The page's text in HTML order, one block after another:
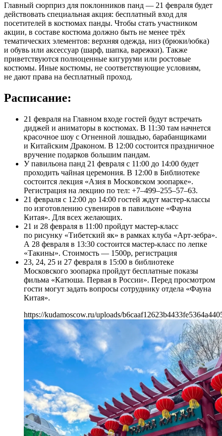
Главный сюрприз для поклонников панд — 21 февраля будет
действовать специальная акция: бесплатный вход для
посетителей в костюмах панды. Чтобы стать участником
акции, в составе костюма должно быть не менее трёх
тематических элементов: верхняя одежда, низ (брюки/юбка)
и обувь или аксессуар (шарф, шапка, варежки). Также
приветствуются полноценные кигуруми или ростовые
костюмы. Иные костюмы, не соответствующие условиям,
не дают права на бесплатный проход.
Расписание:
21 февраля на Главном входе гостей будут встречать
диджей и аниматоры в костюмах. В 11:30 там начнется
красочное шоу с Огненной лошадью, барабанщиками
и Китайским Драконом. В 12:00 состоится праздничное
вручение подарков большим пандам.
У павильона панд 21 февраля с 11:00 до 14:00 будет
проходить чайная церемония. В 12:00 в Библиотеке
состоится лекция «Азия в Московском зоопарке».
Регистрация на лекцию по тел: +7–499–255–57–63.
21 февраля с 12:00 до 14:00 гостей ждут мастер-классы
по изготовлению сувениров в павильоне «Фауна
Китая». Для всех желающих.
21 и 28 февраля в 11:00 пройдут мастер-класс
по рисунку «Тибетский як» в рамках клуба «Арт-зебра».
А 28 февраля в 13:30 состоится мастер-класс по лепке
«Такины». Стоимость — 1500р, регистрация
23, 24, 25 и 27 февраля в 15:00 в библиотеке
Московского зоопарка пройдут бесплатные показы
фильма «Катюша. Первая в России». Перед просмотром
гости могут задать вопросы сотруднику отдела «Фауна
Китая».
https://kudamoscow.ru/uploads/